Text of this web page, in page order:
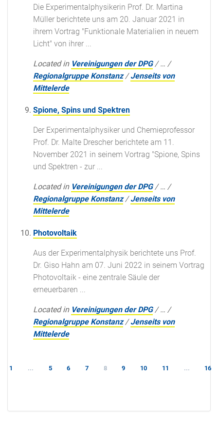
Die Experimentalphysikerin Prof. Dr. Martina
Müller berichtete uns am 20. Januar 2021 in
ihrem Vortrag "Funktionale Materialien in neuem
Licht" von ihrer ...
Located in Vereinigungen der DPG /… /
Regionalgruppe Konstanz /Jenseits von
Mittelerde
Spione, Spins und Spektren
Der Experimentalphysiker und Chemieprofessor
Prof. Dr. Malte Drescher berichtete am 11.
November 2021 in seinem Vortrag "Spione, Spins
und Spektren - zur ...
Located in Vereinigungen der DPG /… /
Regionalgruppe Konstanz /Jenseits von
Mittelerde
Photovoltaik
Aus der Experimentalphysik berichtete uns Prof.
Dr. Giso Hahn am 07. Juni 2022 in seinem Vortrag
Photovoltaik - eine zentrale Säule der
erneuerbaren ...
Located in Vereinigungen der DPG /… /
Regionalgruppe Konstanz /Jenseits von
Mittelerde
1 ... 5 6 7 8 9 10 11 ... 16